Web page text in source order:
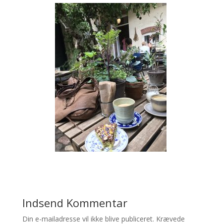
Indsend Kommentar
Din e-mailadresse vil ikke blive publiceret. Krævede